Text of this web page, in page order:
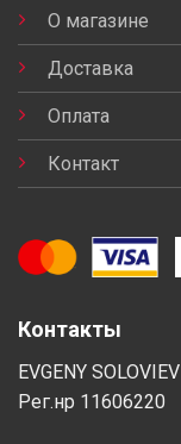
О магазине
Доставка
Оплата
Контакт
Контакты
EVGENY
Рег.нр 11606220